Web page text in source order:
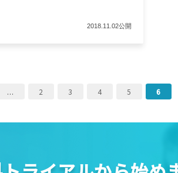
2018.11.02公開
... 2 3 4 5 6